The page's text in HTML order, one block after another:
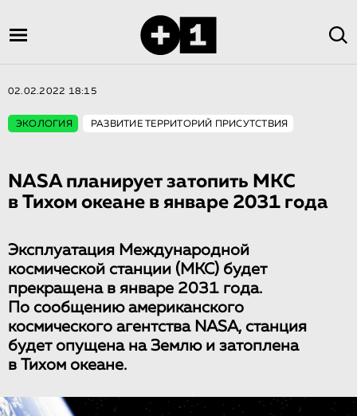
02.02.2022 18:15
ЭКОЛОГИЯ РАЗВИТИЕ ТЕРРИТОРИЙ ПРИСУТСТВИЯ
NASA планирует затопить МКС
в Тихом океане в январе 2031 года
Эксплуатация Международной
космической станции (МКС) будет
прекращена в январе 2031 года.
По сообщению американского
космического агентства NASA, станция
будет опущена на Землю и затоплена
в Тихом океане.